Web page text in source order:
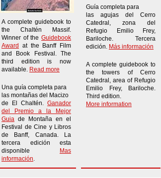
A complete guidebook to
the Chaltén Massif.
Winner of the Guidebook
Award
at the Banff Film
and Book Festival. The
third edition is now
available. Read more
Una guía completa para
las montañas del Macizo
de El Chaltén. Ganador
del Premio a la Mejor
Guia de Montaña en el
Festival de Cine y Libros
de Banff, Canada. La
tercera edición esta
disponible
Mas
información.
Guía completa para
las agujas del Cerro
Catedral, zona del
Refugio Emilio Frey,
Bariloche. Tercera
edición. Más información
A complete guidebook to
the towers of Cerro
Catedral, area of Refugio
Emilio Frey, Bariloche.
Third edition.
More information